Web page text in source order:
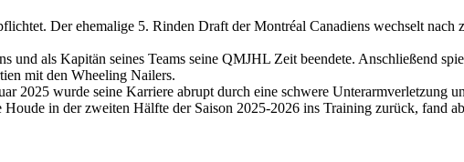
Der ehemalige 5. Rinden Draft der Montréal Canadiens wechselt
und als Kapitän seines Teams seine QMJHL Zeit beendete. Anschließend
mit den Wheeling Nailers.
2025 wurde seine Karriere abrupt durch eine schwere Unterarmverletzung
in der zweiten Hälfte der Saison 2025-2026 ins Training zurück, fand